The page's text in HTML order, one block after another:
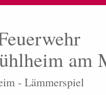
am
- Lämmerspiel